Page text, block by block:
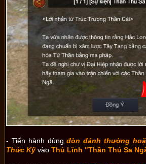
- Tiến hành dùngđòn đánh thường
Thức Kỹ vàoThủ Lĩnh "Thần Thú Sa